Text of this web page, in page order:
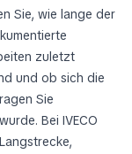
Sie, wie lange der
zuletzt
und ob sich die
Sie
Bei IVECO